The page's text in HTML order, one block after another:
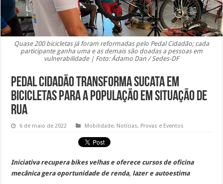
Quase 200 bicicletas já foram reformadas pelo Pedal Cidadão; cada
participante ganha uma e as demais são doadas a pessoas em
vulnerabilidade | Foto: Ádamo Dan / Sedes-DF
Pedal Cidadão transforma sucata em
bicicletas para a população em situação de
rua
6 de maio de 2022 Mobilidade, Notícias, Provas e Eventos
Iniciativa recupera bikes velhas e oferece cursos de oficina
mecânica gera oportunidade de renda, lazer e autoestima